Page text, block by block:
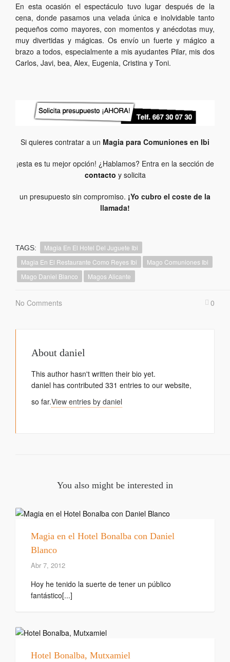
En esta ocasión el espectáculo tuvo lugar después de la
cena, donde pasamos una velada única e inolvidable tanto
pequeños como mayores, con momentos y anécdotas muy,
muy divertidas y mágicas. Os envío un fuerte y mágico a
brazo a todos, especialmente a mis ayudantes Pilar, mis dos
Carlos, Javi, bea, Alex, Eugenia, Cristina y Toni.
Si quieres contratar a un Magia para Comuniones en Ibi
¡esta es tu mejor opción! ¿Hablamos? Entra en la sección de
contacto y solicita
un presupuesto sin compromiso. ¡Yo cubro el coste de la
llamada!
TAGS:
Magia En El Hotel Del Juguete Ibi
Magia En El Restaurante Como Reyes Ibi
Mago Comuniones Ibi
Mago Daniel Blanco
Magos Alicante
No Comments 0
About daniel
This author hasn't written their bio yet.
daniel has contributed 331 entries to our website,
so far.View entries by daniel
You also might be interested in
Magia en el Hotel Bonalba con Daniel
Blanco
Abr 7, 2012
Hoy he tenido la suerte de tener un público
fantástico[...]
Hotel Bonalba, Mutxamiel